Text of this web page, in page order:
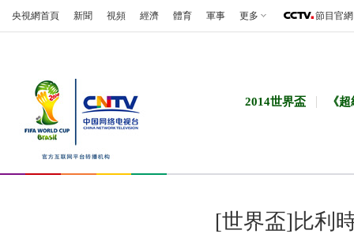
央視網首頁 新聞 視頻 經濟 體育 軍事 更多 節目官網
2014世界盃 《
[世界盃]比利